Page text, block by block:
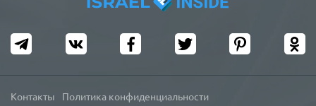
Контакты Политика конфиденциальности